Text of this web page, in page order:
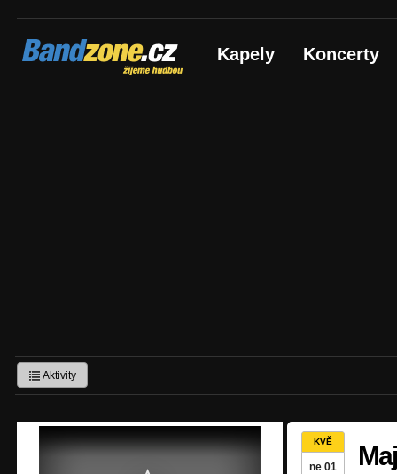
Bandzone.cz
žijeme hudbou Kapely Koncerty
Aktivity
KVĚ
ne 01